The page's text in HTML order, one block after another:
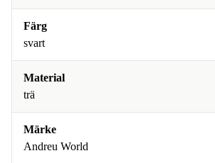
Färg
svart
Material
trä
Märke
Andreu World